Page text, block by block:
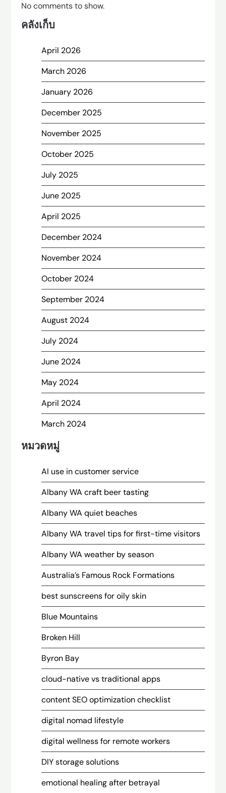
No comments to show.
คลังเก็บ
April 2026
March 2026
January 2026
December 2025
November 2025
October 2025
July 2025
June 2025
April 2025
December 2024
November 2024
October 2024
September 2024
August 2024
July 2024
June 2024
May 2024
April 2024
March 2024
หมวดหมู่
AI use in customer service
Albany WA craft beer tasting
Albany WA quiet beaches
Albany WA travel tips for first-time visitors
Albany WA weather by season
Australia’s Famous Rock Formations
best sunscreens for oily skin
Blue Mountains
Broken Hill
Byron Bay
cloud-native vs traditional apps
content SEO optimization checklist
digital nomad lifestyle
digital wellness for remote workers
DIY storage solutions
emotional healing after betrayal